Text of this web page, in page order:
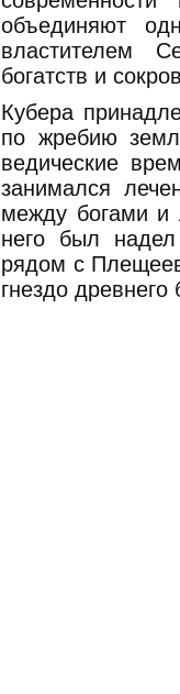
объединяют
властителем
богатств и
Кубера
по жребию
ведические
занимался
между богами
него был
рядом с
гнездо древнего